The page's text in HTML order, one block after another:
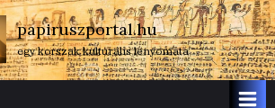
papiruszportal.hu
egy korszak kulturális lenyomata